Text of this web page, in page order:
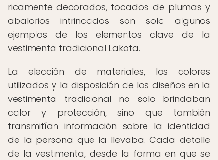
ricamente decorados, tocados de plumas y
abalorios intrincados son solo algunos
ejemplos de los elementos clave de la
vestimenta tradicional Lakota.
La elección de materiales, los colores
utilizados y la disposición de los diseños en la
vestimenta tradicional no solo brindaban
calor y protección, sino que también
transmitían información sobre la identidad
de la persona que la llevaba. Cada detalle
de la vestimenta, desde la forma en que se